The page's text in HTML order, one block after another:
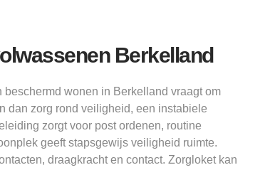
Berkelland
wonen in Berkelland vraagt om
dan zorg rond veiligheid, een instabiele
zorgt voor post ordenen, routine
geeft stapsgewijs veiligheid ruimte.
draagkracht en contact. Zorgloket kan